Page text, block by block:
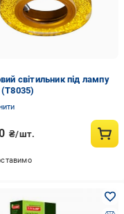
світильник під лампу
₴/шт.